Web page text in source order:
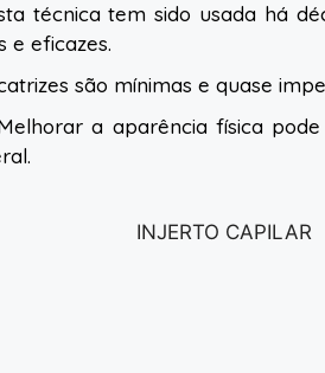
técnica tem sido usada há
e eficazes.
são mínimas e quase
a aparência física